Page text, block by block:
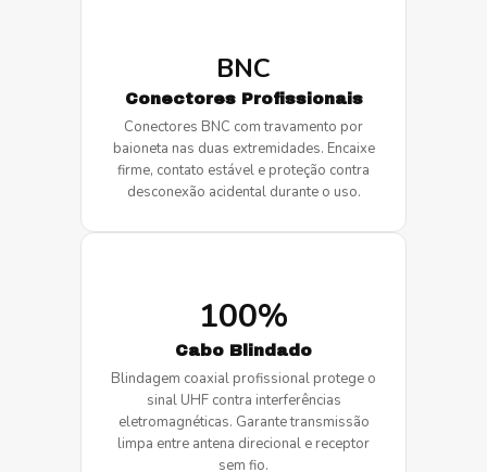
BNC
Conectores Profissionais
Conectores BNC com travamento por
baioneta nas duas extremidades. Encaixe
firme, contato estável e proteção contra
desconexão acidental durante o uso.
100%
Cabo Blindado
Blindagem coaxial profissional protege o
sinal UHF contra interferências
eletromagnéticas. Garante transmissão
limpa entre antena direcional e receptor
sem fio.